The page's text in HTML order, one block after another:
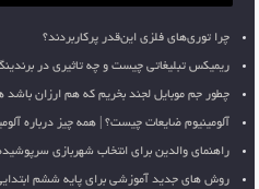
چرا توری‌های فلزی این‌قدر پرکاربردند؟
ریمیکس تبلیغاتی چیست و چه تاثیری در
چطور جم موبایل لجند بخریم که هم ارزان باشد
آلومینیوم ضایعات چیست؟ | همه چیز درباره
راهنمای والدین برای انتخاب شهربازی
روش های جدید آموزشی برای پایه ششم